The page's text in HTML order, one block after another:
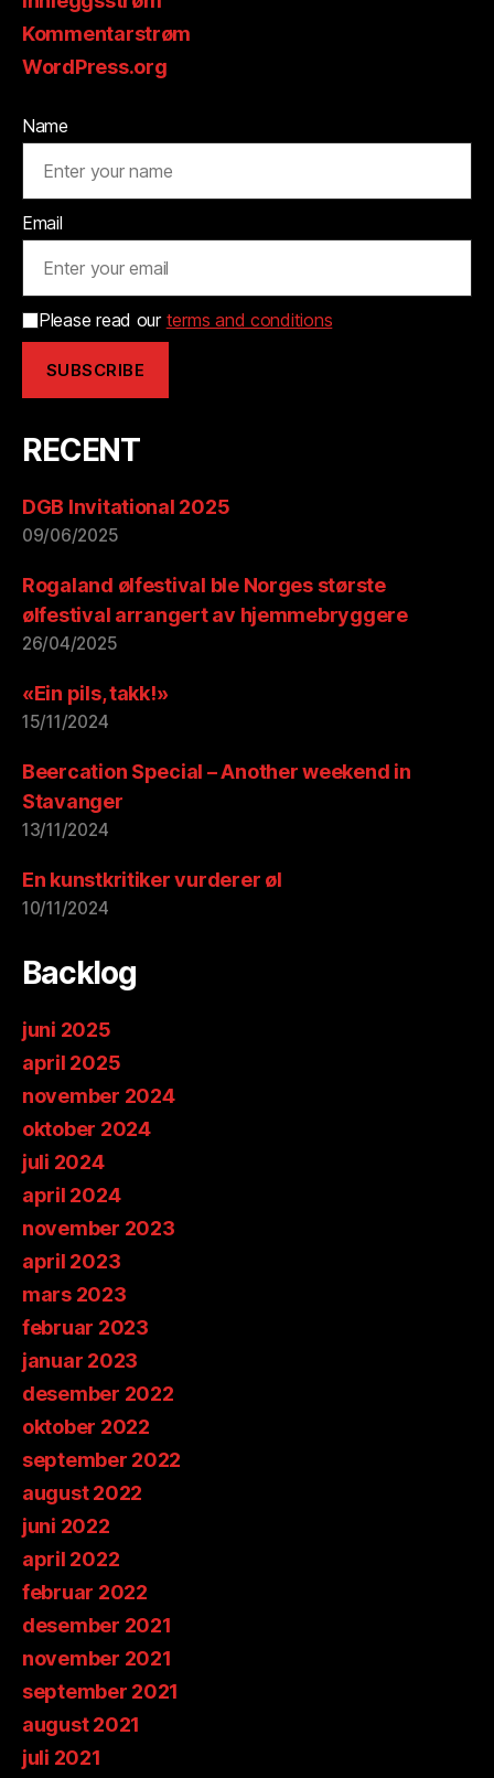
Kommentarstrøm
WordPress.org
Name
Email
Please read our terms and conditions
RECENT
DGB Invitational 2025
09/06/2025
Rogaland ølfestival ble Norges største
ølfestival arrangert av hjemmebryggere
26/04/2025
«Ein pils, takk!»
15/11/2024
Beercation Special – Another weekend in
Stavanger
13/11/2024
En kunstkritiker vurderer øl
10/11/2024
Backlog
juni 2025
april 2025
november 2024
oktober 2024
juli 2024
april 2024
november 2023
april 2023
mars 2023
februar 2023
januar 2023
desember 2022
oktober 2022
september 2022
august 2022
juni 2022
april 2022
februar 2022
desember 2021
november 2021
september 2021
august 2021
juli 2021